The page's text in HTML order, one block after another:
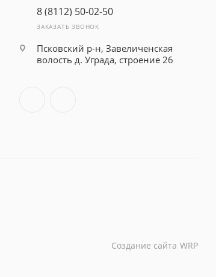
8 (8112) 50-02-50
ЗАКАЗАТЬ ЗВОНОК
Псковский р-н, Завеличенская
волость д. Уграда, строение 26
Создание сайта WRP